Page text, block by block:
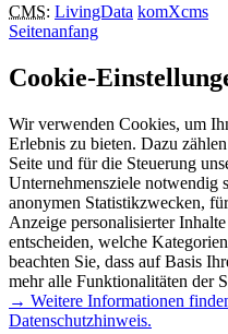
CMS: LivingData komXcms
Seitenanfang
Cookie-
Wir verwenden Cookies, um
Erlebnis zu bieten. Dazu
Seite und für die Steuerung
Unternehmensziele notwendig
anonymen Statistikzwecken,
Anzeige personalisierter
entscheiden, welche
beachten Sie, dass auf Basis
mehr alle Funktionalitäten der
→ Weitere Informationen
Datenschutzhinweis.